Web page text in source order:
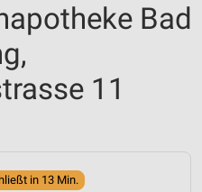
Bad
11
in 13 Min.